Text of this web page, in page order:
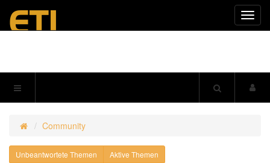
Community
Unbeantwortete Themen Aktive Themen